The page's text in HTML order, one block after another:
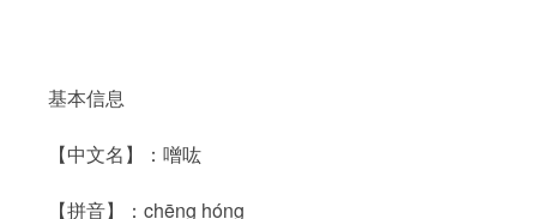
基本信息
【中文名】：噌吰
【拼音】：chēng hóng